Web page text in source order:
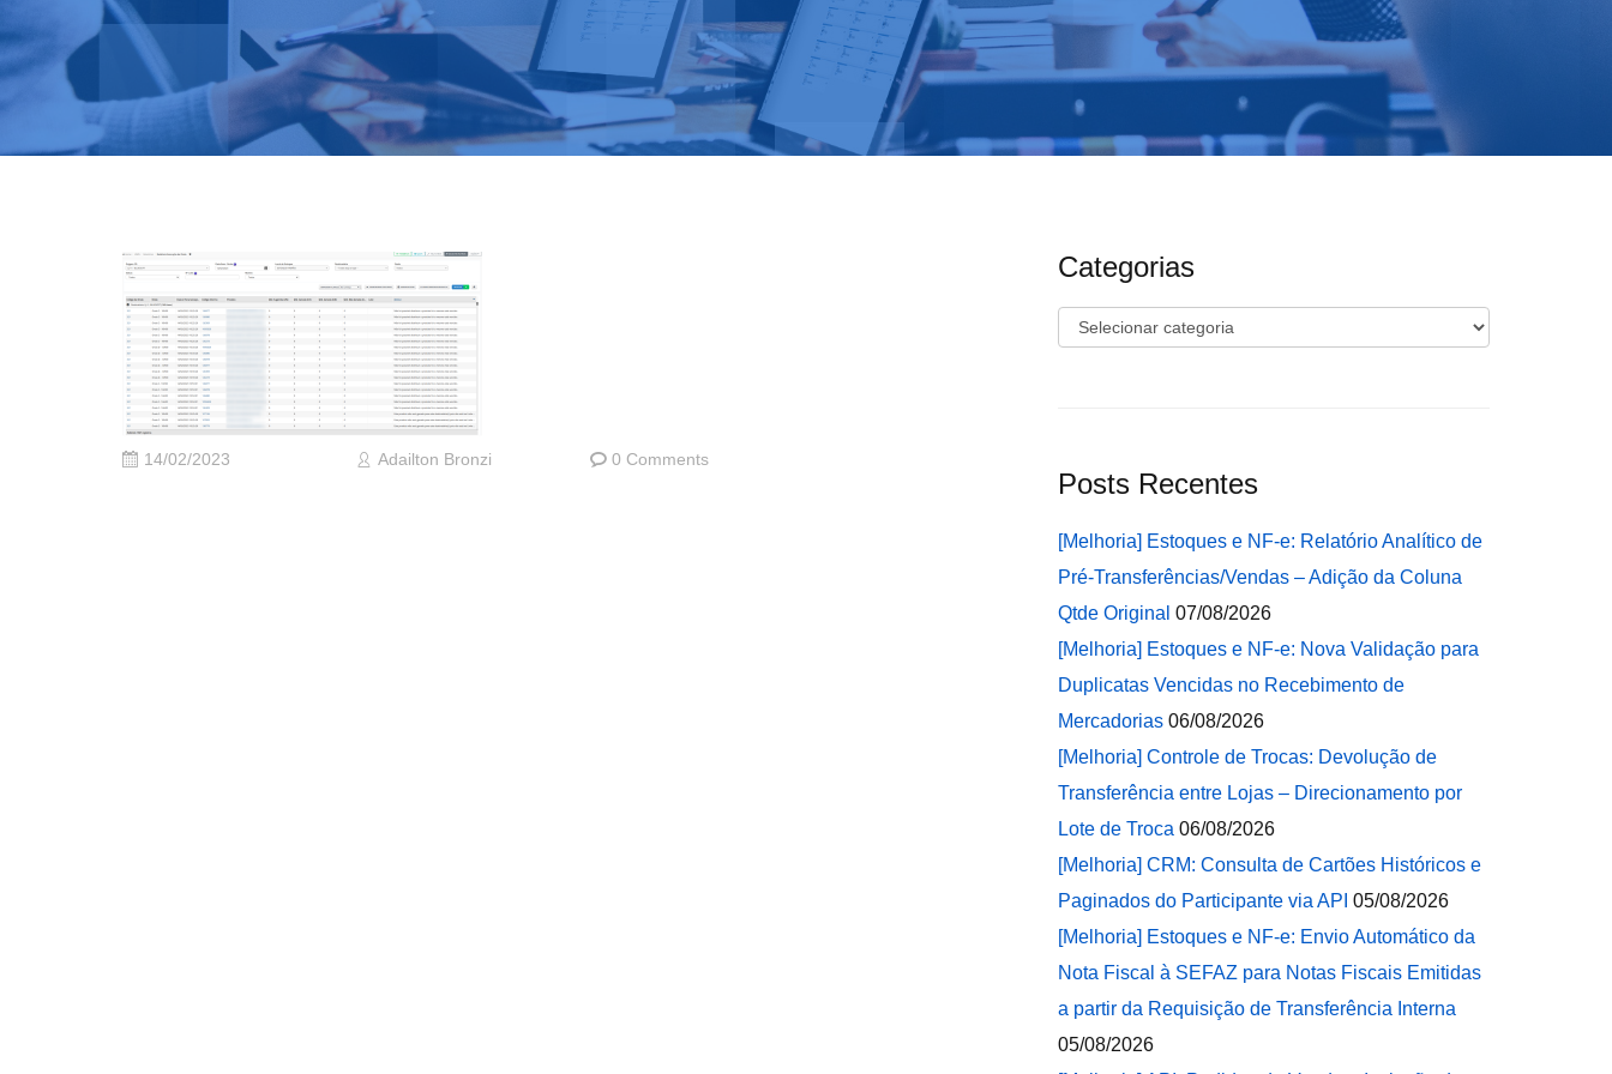
14/02/2023 Adailton Bronzi 0 Comments
Categorias
Categorias
Posts Recentes
[Melhoria] Estoques e NF-e: Relatório Analítico de
Pré-Transferências/Vendas – Adição da Coluna
Qtde Original 07/08/2026
[Melhoria] Estoques e NF-e: Nova Validação para
Duplicatas Vencidas no Recebimento de
Mercadorias 06/08/2026
[Melhoria] Controle de Trocas: Devolução de
Transferência entre Lojas – Direcionamento por
Lote de Troca 06/08/2026
[Melhoria] CRM: Consulta de Cartões Históricos e
Paginados do Participante via API 05/08/2026
[Melhoria] Estoques e NF-e: Envio Automático da
Nota Fiscal à SEFAZ para Notas Fiscais Emitidas
a partir da Requisição de Transferência Interna
05/08/2026